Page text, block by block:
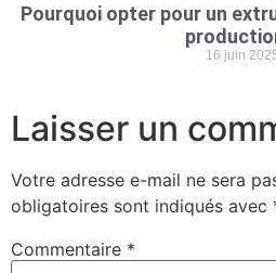
Pourquoi opter pour un
16 juin
Laisser un
Votre adresse e-mail ne sera
obligatoires sont indiqués avec
Commentaire *